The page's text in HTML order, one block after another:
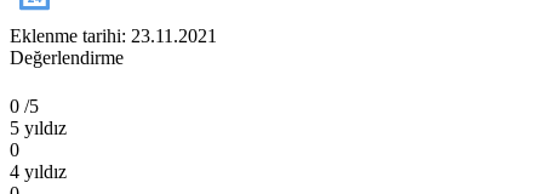
Eklenme tarihi: 23.11.2021
Değerlendirme
0 /5
5 yıldız
0
4 yıldız